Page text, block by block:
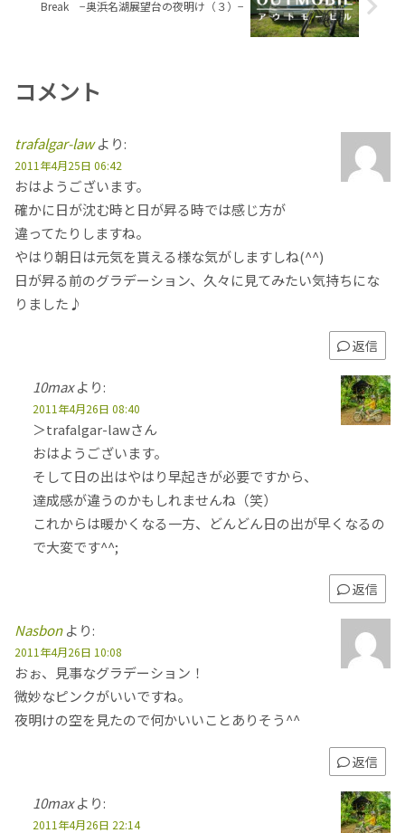
Break −奥浜名湖展望台の夜明け（３）−
コメント
trafalgar-law より:
2011年4月25日 06:42
おはようございます。
確かに日が沈む時と日が昇る時では感じ方が
違ってたりしますね。
やはり朝日は元気を貰える様な気がしますしね(^^)
日が昇る前のグラデーション、久々に見てみたい気持ちにな
りました♪
返信
10max より:
2011年4月26日 08:40
＞trafalgar-lawさん
おはようございます。
そして日の出はやはり早起きが必要ですから、
達成感が違うのかもしれませんね（笑）
これからは暖かくなる一方、どんどん日の出が早くなるの
で大変です^^;
返信
Nasbon より:
2011年4月26日 10:08
おぉ、見事なグラデーション！
微妙なピンクがいいですね。
夜明けの空を見たので何かいいことありそう^^
返信
10max より:
2011年4月26日 22:14